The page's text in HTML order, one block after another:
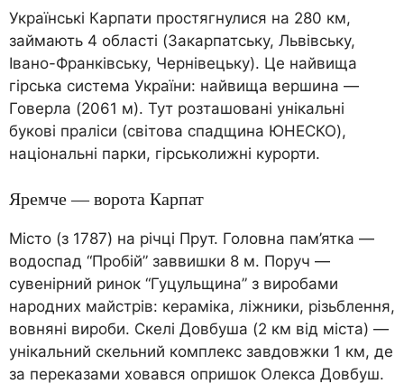
Українські Карпати простягнулися на 280 км,
займають 4 області (Закарпатську, Львівську,
Івано-Франківську, Чернівецьку). Це найвища
гірська система України: найвища вершина —
Говерла (2061 м). Тут розташовані унікальні
букові праліси (світова спадщина ЮНЕСКО),
національні парки, гірськолижні курорти.
Яремче — ворота Карпат
Місто (з 1787) на річці Прут. Головна пам’ятка —
водоспад “Пробій” заввишки 8 м. Поруч —
сувенірний ринок “Гуцульщина” з виробами
народних майстрів: кераміка, ліжники, різьблення,
вовняні вироби. Скелі Довбуша (2 км від міста) —
унікальний скельний комплекс завдовжки 1 км, де
за переказами ховався опришок Олекса Довбуш.